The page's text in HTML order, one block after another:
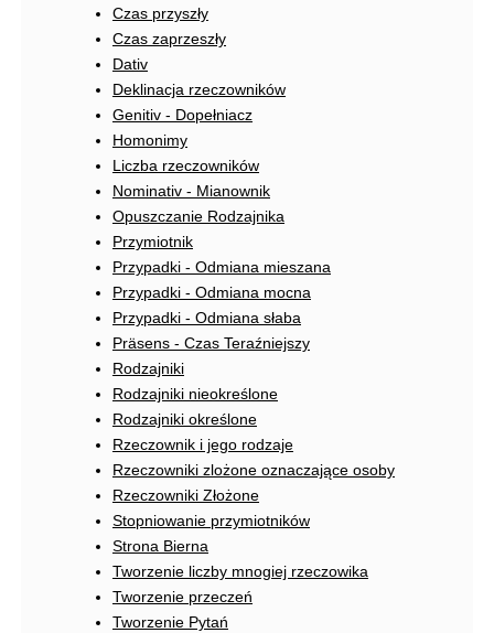
Czas przyszły
Czas zaprzeszły
Dativ
Deklinacja rzeczowników
Genitiv - Dopełniacz
Homonimy
Liczba rzeczowników
Nominativ - Mianownik
Opuszczanie Rodzajnika
Przymiotnik
Przypadki - Odmiana mieszana
Przypadki - Odmiana mocna
Przypadki - Odmiana słaba
Präsens - Czas Teraźniejszy
Rodzajniki
Rodzajniki nieokreślone
Rodzajniki określone
Rzeczownik i jego rodzaje
Rzeczowniki zlożone oznaczające osoby
Rzeczowniki Złożone
Stopniowanie przymiotników
Strona Bierna
Tworzenie liczby mnogiej rzeczowika
Tworzenie przeczeń
Tworzenie Pytań